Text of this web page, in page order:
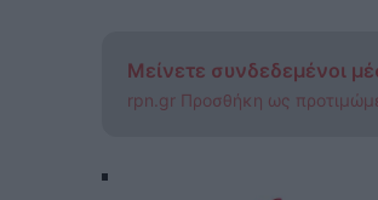
Μείνετε συνδεδεμένοι
rpn.gr Προσθήκη ως